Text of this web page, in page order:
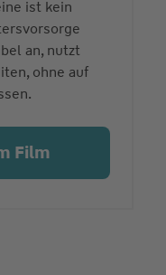
ist kein
an, nutzt
ohne auf
Film